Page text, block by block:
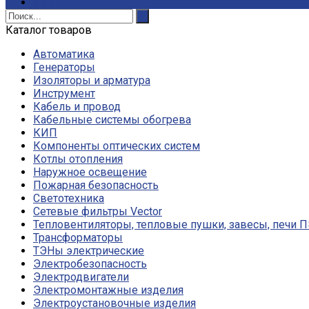
Каталог товаров
Автоматика
Генераторы
Изоляторы и арматура
Инструмент
Кабель и провод
Кабельные системы обогрева
КИП
Компоненты оптических систем
Котлы отопления
Наружное освещение
Пожарная безопасность
Светотехника
Сетевые фильтры Vector
Тепловентиляторы, тепловые пушки, завесы, печи
Трансформаторы
ТЭНы электрические
Электробезопасность
Электродвигатели
Электромонтажные изделия
Электроустановочные изделия